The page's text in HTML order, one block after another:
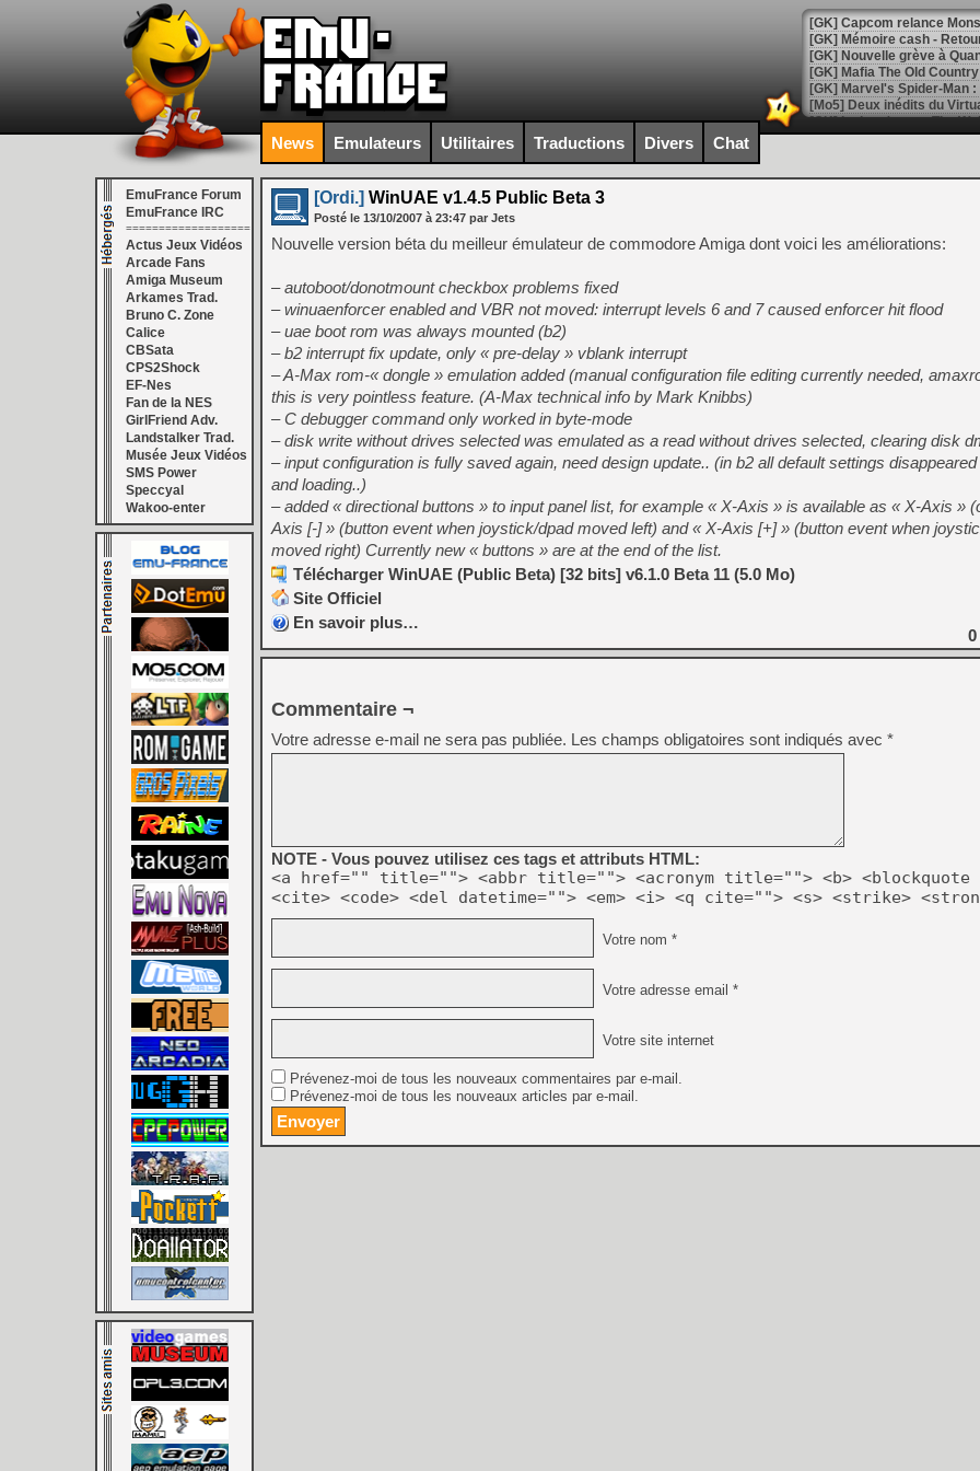
[GK] Capcom relance
[Mo5] Deux inédits du
[GK] Le beat'em up The
[GK] Endless Legend 2 :
[LS] [PS5] Le WebKit
[GK] Oubliez Crazy Taxi,
[LS] [Switch] NSZ 5.0.0
[GK] No More Room in
[GK] Un chatbot Atelier
[GK] Mémoire cash -
[GK] Nvidia : le prix des
[GK] Suikoden Star Leap :
[Mo5] La mini borne
[GK] Atari renoue avec
[GK] Le studio de FIFA
[GK] La PlayStation 1 en
[GK] Dawn of War 4 : les
[GK] CloverPit : l'héritier
[GK] Stellar Blade : Blood
[GK] Palworld Online est
[GK] Wuchang 2 : le souls-
[GK] Test : Big Walk est
[GK] Starsand Island : la
[GK] La Xbox Series X
[GK] Moonlighter 2 : The
News Emulateurs Utilitaires Traductions Divers Chat
EmuFrance Forum
EmuFrance IRC
===================
Actus Jeux Vidéos
Arcade Fans
Amiga Museum
Arkames Trad.
Bruno C. Zone
Calice
CBSata
CPS2Shock
EF-Nes
Fan de la NES
GirlFriend Adv.
Landstalker Trad.
Musée Jeux Vidéos
SMS Power
Speccyal
Wakoo-enter
[Ordi.] WinUAE v1.4.5 Public Beta 3
Posté le 13/10/2007 à 23:47 par Jets
Nouvelle version béta du meilleur émulateur de commodore Amiga dont voici les améliorations:
– autoboot/donotmount checkbox problems fixed
– winuaenforcer enabled and VBR not moved: interrupt levels 6 and 7 caused enforcer hit flood
– uae boot rom was always mounted (b2)
– b2 interrupt fix update, only « pre-delay » vblank interrupt
– A-Max rom-« dongle » emulation added (manual configuration file editing currently needed,
this is very pointless feature. (A-Max technical info by Mark Knibbs)
– C debugger command only worked in byte-mode
– disk write without drives selected was emulated as a read without drives selected, clearing disk
– input configuration is fully saved again, need design update.. (in b2 all default settings
and loading..)
– added « directional buttons » to input panel list, for example « X-Axis » is available as « X-Axis »
Axis [-] » (button event when joystick/dpad moved left) and « X-Axis [+] » (button event when
moved right) Currently new « buttons » are at the end of the list.
Télécharger WinUAE (Public Beta) [32 bits] v6.1.0 Beta 11 (5.0 Mo)
Site Officiel
En savoir plus…
0
Commentaire ¬
Votre adresse e-mail ne sera pas publiée. Les champs obligatoires sont indiqués avec *
NOTE - Vous pouvez utilisez ces tags et attributs HTML:
<a href="" title=""> <abbr title=""> <acronym title=""> <b> <blockquote
<cite> <code> <del datetime=""> <em> <i> <q cite=""> <s> <strike>
Votre nom *
Votre adresse email *
Votre site internet
Prévenez-moi de tous les nouveaux commentaires par e-mail.
Prévenez-moi de tous les nouveaux articles par e-mail.